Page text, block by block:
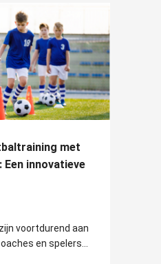
met
innovatieve
voortdurend aan
en spelers...